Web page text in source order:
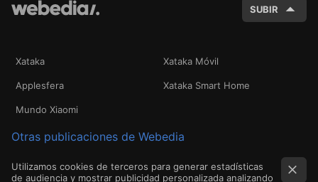
SUBIR
Xataka Xataka Móvil
Applesfera Xataka Smart Home
Mundo Xiaomi
Otras publicaciones de Webedia
Utilizamos cookies de terceros para generar estadísticas
de audiencia y mostrar publicidad personalizada analizando